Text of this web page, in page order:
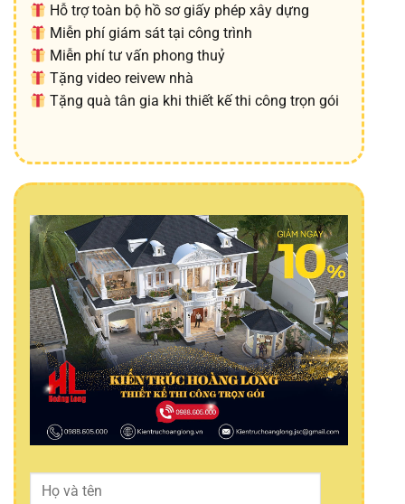
Hỗ trợ toàn bộ hồ sơ giấy phép xây dựng
Miễn phí giám sát tại công trình
Miễn phí tư vấn phong thuỷ
Tặng video reivew nhà
Tặng quà tân gia khi thiết kế thi công trọn gói